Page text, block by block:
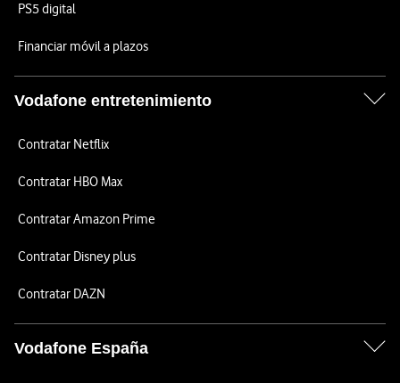
PS5 digital
Financiar móvil a plazos
Vodafone entretenimiento
Contratar Netflix
Contratar HBO Max
Contratar Amazon Prime
Contratar Disney plus
Contratar DAZN
Vodafone España